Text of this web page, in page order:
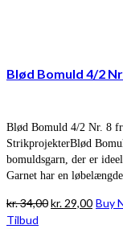
Blød Bomuld 4/2
Blød Bomuld 4/2 Nr. 8
StrikprojekterBlød
bomuldsgarn, der er
Garnet har en
kr.34,00Den
kr. 29,00Den
Buy
Tilbud